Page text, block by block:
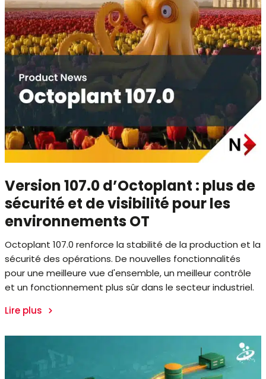
Version 107.0 d’Octoplant : plus de
sécurité et de visibilité pour les
environnements OT
Octoplant 107.0 renforce la stabilité de la production et la
sécurité des opérations. De nouvelles fonctionnalités
pour une meilleure vue d'ensemble, un meilleur contrôle
et un fonctionnement plus sûr dans le secteur industriel.
Lire plus